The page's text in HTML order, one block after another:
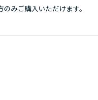
みご購入いただけます。